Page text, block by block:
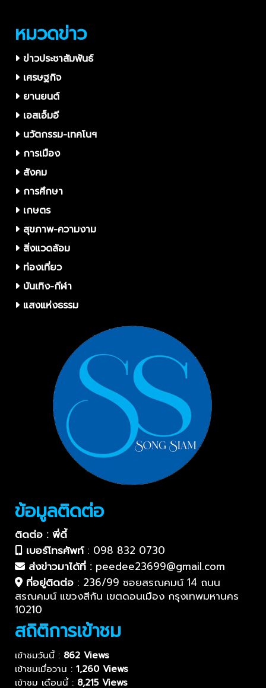
หมวดข่าว
ข่าวประชาสัมพันธ์
เศรษฐกิจ
ยานยนต์
เอสเอ็มอี
นวัตกรรม-เทคโนฯ
การเมือง
สังคม
การศึกษา
เกษตร
สุขภาพ-ความงาม
สิ่งแวดล้อม
ท่องเที่ยว
บันเทิง-กีฬา
แสงแห่งธรรม
ข้อมูลติดต่อ
ติดต่อ : พี่ดี้
เบอร์โทรศัพท์: 098 832 0730
ส่งข่าวมาได้ที่ : peedee23699@gmail.com
ที่อยู่ติดต่อ : 236/99 ซอยสรณคมน์ 14 ถนน
สรณคมน์ แขวงสีกัน เขตดอนเมือง กรุงเทพมหานคร
10210
สถิติการเข้าชม
เข้าชมวันนี้ : 862 Views
เข้าชมเมื่อวาน : 1,260 Views
เข้าชม เดือนนี้ : 8,215 Views